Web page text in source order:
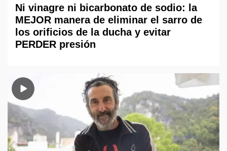
Ni vinagre ni bicarbonato de sodio: la
MEJOR manera de eliminar el sarro de
los orificios de la ducha y evitar
PERDER presión